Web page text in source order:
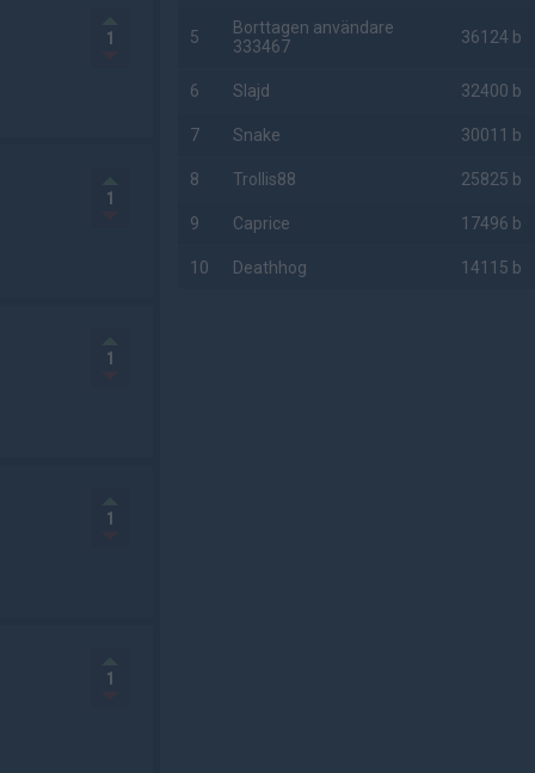
1
1
1
1
1
5
Borttagen användare
333467
36124 b
6 Slajd 32400 b
7 Snake 30011 b
8 Trollis88 25825 b
9 Caprice 17496 b
10 Deathhog 14115 b